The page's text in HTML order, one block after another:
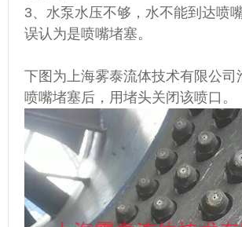
3、水泵水压不够，水不能到达喷
误认为是喷嘴堵塞。
下图为上海雾泰流体技术有限公司
喷嘴堵塞后，用堵头关闭该喷口。